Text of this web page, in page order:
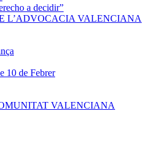
a decidir”
L’ADVOCACIA VALENCIANA
10 de Febrer
VALENCIANA